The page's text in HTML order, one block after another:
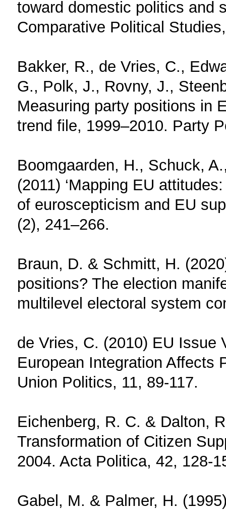
toward domestic politics and
Comparative Political
Bakker, R., de Vries, C.,
G., Polk, J., Rovny, J.,
Measuring party positions in
trend file, 1999–2010. Party
Boomgaarden, H., Schuck,
(2011) ‘Mapping EU
of euroscepticism and EU
(2), 241–266.
Braun, D. & Schmitt, H.
positions? The election
multilevel electoral system
de Vries, C. (2010) EU Issue
European Integration Affects
Union Politics, 11, 89-117.
Eichenberg, R. C. & Dalton,
Transformation of Citizen
2004. Acta Politica, 42, 128-
Gabel, M. & Palmer, H.